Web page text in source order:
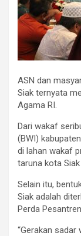
ASN dan
Siak ternyata
Agama RI.
Dari wakaf
(BWI)
di lahan wakaf
taruna kota
Selain itu,
Siak adalah
Perda
“Gerakan